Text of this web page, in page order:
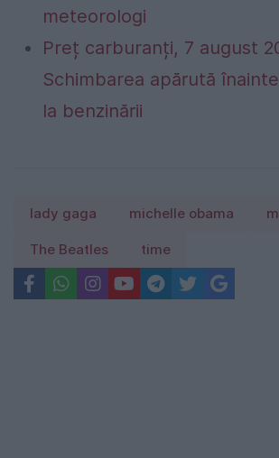
meteorologi
Preț carburanți, 7 august
Schimbarea apărută
la benzinării
lady gaga michelle obama
The Beatles time